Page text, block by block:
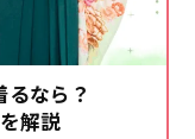
なら？
解説